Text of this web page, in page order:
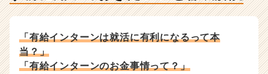
考
対
就
ノ
「有給インターンは就活に有利になるって本
当？」
「有給インターンのお金事情って？」